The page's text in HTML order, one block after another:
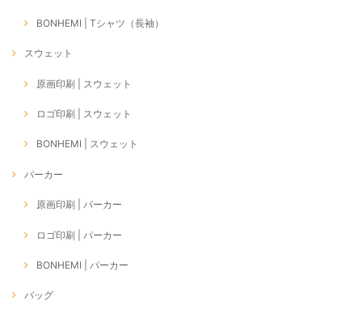
BONHEMI | Tシャツ（長袖）
スウェット
原画印刷 | スウェット
ロゴ印刷 | スウェット
BONHEMI | スウェット
パーカー
原画印刷 | パーカー
ロゴ印刷 | パーカー
BONHEMI | パーカー
バッグ